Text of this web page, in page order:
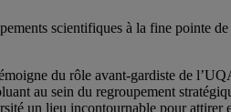
scientifiques à la fine pointe
du rôle avant-gardiste de
au sein du regroupement
un lieu incontournable pour